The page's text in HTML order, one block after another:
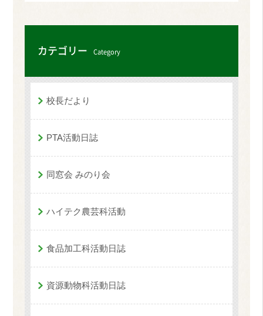
カテゴリー Category
校長だより
PTA活動日誌
同窓会 みのり会
ハイテク農芸科活動
食品加工科活動日誌
資源動物科活動日誌